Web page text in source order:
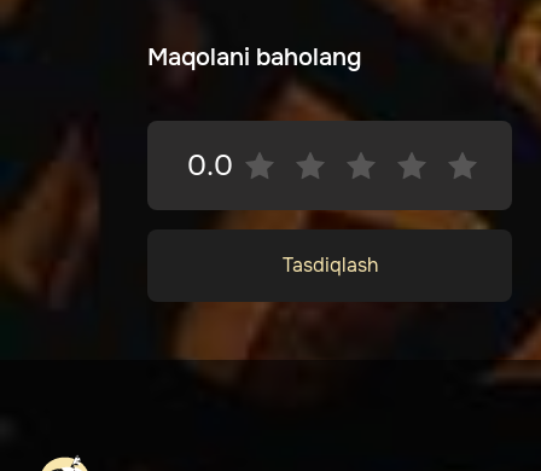
Maqolani baholang
0.0
Tasdiqlash